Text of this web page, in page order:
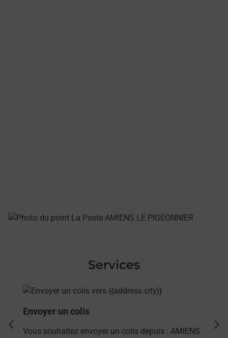
Services
En savoir plus
Envoyer un colis
Vous souhaitez envoyer un colis depuis : AMIENS